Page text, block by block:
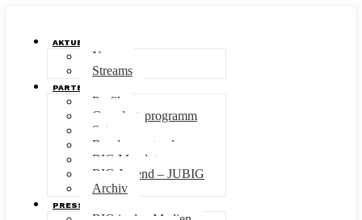
AKTUELLES
News
Streams
PARTEI
Profil
Grundsatzprogramm
Satzung
Bundesvorstand
BIG Mandate
BIG Jugend – JUBIG
Archiv
PRESSE